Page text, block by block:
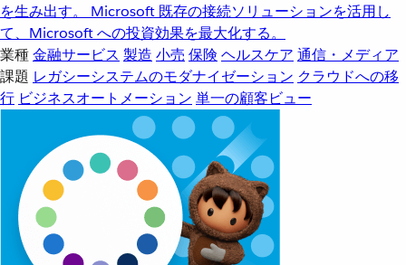
を生み出す。
Microsoft 既存の接続ソリューションを活用し
て、Microsoft への投資効果を最大化する。
業種金融サービス 製造 小売 保険 ヘルスケア 通信・メディア
課題 レガシーシステムのモダナイゼーション クラウドへの移
行 ビジネスオートメーション 単一の顧客ビュー